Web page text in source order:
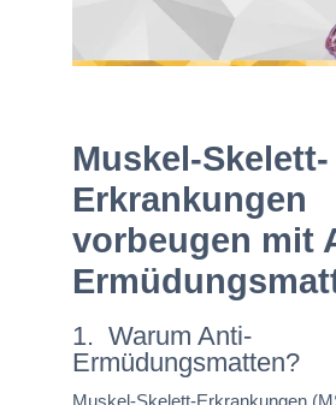
Muskel-Skelett-
Erkrankungen
vorbeugen mit
1. Warum Anti-
Ermüdungsmatten?
Muskel-Skelett-Erkrankungen